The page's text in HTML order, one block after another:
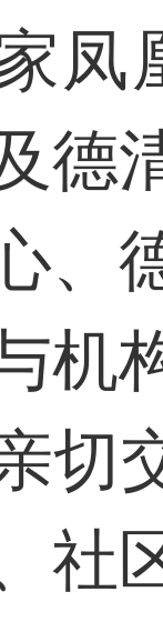
凤
德
、
机
切
社